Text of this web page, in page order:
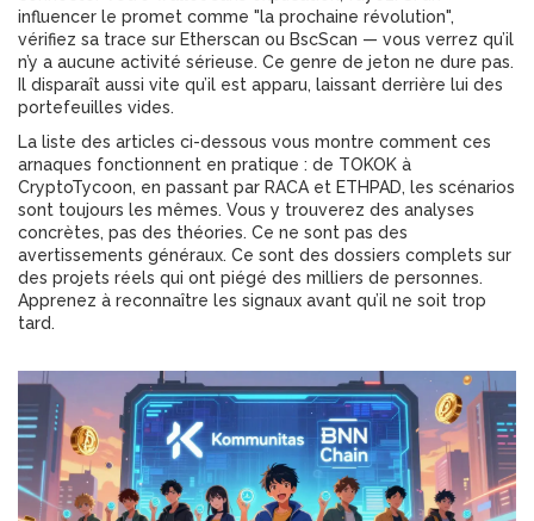
influencer le promet comme "la prochaine révolution",
vérifiez sa trace sur Etherscan ou BscScan — vous verrez qu’il
n’y a aucune activité sérieuse. Ce genre de jeton ne dure pas.
Il disparaît aussi vite qu’il est apparu, laissant derrière lui des
portefeuilles vides.
La liste des articles ci-dessous vous montre comment ces
arnaques fonctionnent en pratique : de TOKOK à
CryptoTycoon, en passant par RACA et ETHPAD, les scénarios
sont toujours les mêmes. Vous y trouverez des analyses
concrètes, pas des théories. Ce ne sont pas des
avertissements généraux. Ce sont des dossiers complets sur
des projets réels qui ont piégé des milliers de personnes.
Apprenez à reconnaître les signaux avant qu’il ne soit trop
tard.